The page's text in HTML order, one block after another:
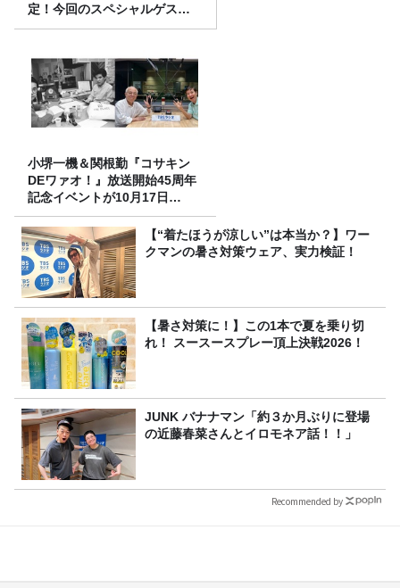
定！今回のスペシャルゲスト
は、タカアンドトシ！
小堺一機＆関根勤『コサキン
DEワァオ！』放送開始45周年
記念イベントが10月17日
（土）に開催決定！本日より
FC先行受付スタート！【“着たほうが涼しい”は本当か？】ワー
クマンの暑さ対策ウェア、実力検証！
【暑さ対策に！】この1本で夏を乗り切
れ！ スースースプレー頂上決戦2026！
JUNK バナナマン「約３か月ぶりに登場
の近藤春菜さんとイロモネア話！！」
Recommended by